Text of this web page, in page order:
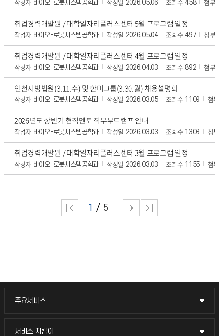
작성자 바이오-로봇시스템공학과 작성일 2026.05.06 조회수 458 첨부
취업경력개발원 / 대학일자리플러스센터 5월 프로그램 일정
작성자 바이오-로봇시스템공학과 작성일 2026.05.04 조회수 497 첨부
취업경력개발원 / 대학일자리플러스센터 4월 프로그램 일정
작성자 바이오-로봇시스템공학과 작성일 2026.04.03 조회수 892 첨부
인천지방법원(3.11.수) 및 한미그룹(3.30.월) 채용설명회
작성자 바이오-로봇시스템공학과 작성일 2026.03.05 조회수 1109 첨
2026년도 상반기 현직멘토 직무부트캠프 안내
작성자 바이오-로봇시스템공학과 작성일 2026.03.03 조회수 1303 첨
취업경력개발원 / 대학일자리플러스센터 3월 프로그램 일정
작성자 바이오-로봇시스템공학과 작성일 2026.03.03 조회수 1155 첨
1 5
주요서비스
주요서비스
교무회의방송
서비스 지킴이
서비스 지킴이